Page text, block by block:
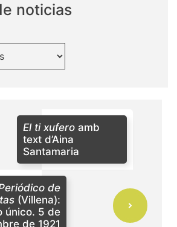
noticias
El ti xufero amb
text d’Aina
Santamaria
de
(Villena):
único. 5 de
de 1921